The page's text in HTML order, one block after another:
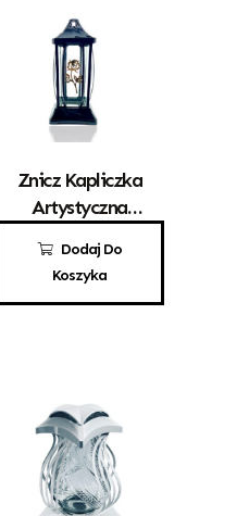
Dodaj Do
Koszyka
Znicz Kapliczka
Artystyczna
Czarna Z
Różyczką
49,00 zł